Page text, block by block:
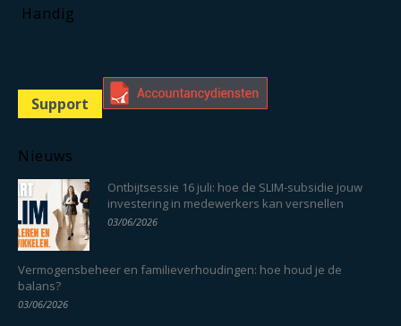
Handig
Support
Nieuws
Ontbijtsessie 16 juli: hoe de SLIM-subsidie jouw
investering in medewerkers kan versnellen
03/06/2026
Vermogensbeheer en familieverhoudingen: hoe houd je de
balans?
03/06/2026